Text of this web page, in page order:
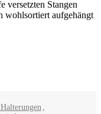
versetzten Stangen
wohlsortiert aufgehängt
,